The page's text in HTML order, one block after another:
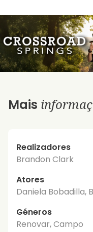
Mais
Realizadores
Brandon Clark
Atores
Daniela Bobadilla,
Géneros
Renovar, Campo